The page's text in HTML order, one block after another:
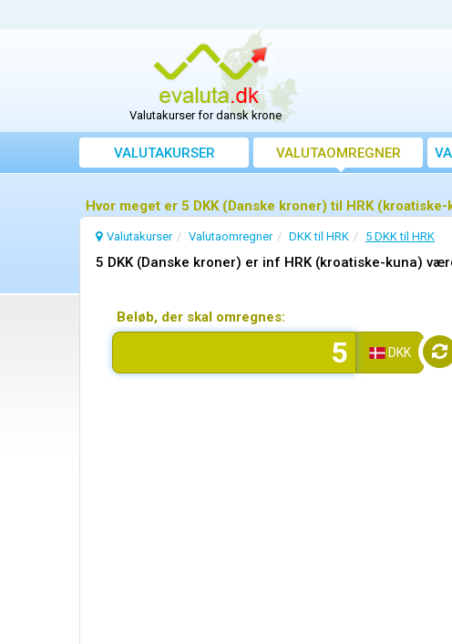
Valutakurser for dansk krone
VALUTAKURSER VALUTAOMREGNER
Hvor meget er 5 DKK (Danske kroner) til HRK (kroatiske-
Valutakurser Valutaomregner DKK til HRK 5 DKK til HRK
5 DKK (Danske kroner) er inf HRK (kroatiske-kuna)
Beløb, der skal omregnes:
DKK